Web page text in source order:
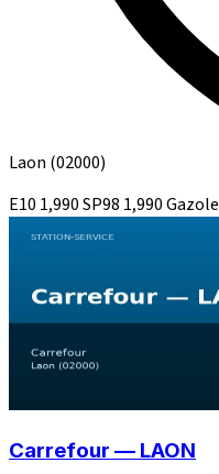
Laon (02000)
E10 1,990SP98 1,990Gazole
Carrefour — LAON